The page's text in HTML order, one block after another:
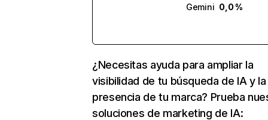
Gemini 0,0 %
¿Necesitas ayuda para ampliar la
visibilidad de tu búsqueda de IA y la
presencia de tu marca? Prueba
soluciones de marketing de IA: